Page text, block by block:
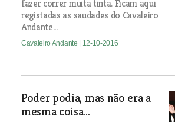
fazer correr muita tinta. Ficam aqui
registadas as saudades do Cavaleiro
Andante...
Cavaleiro Andante | 12-10-2016
Poder podia, mas não era a
mesma coisa...